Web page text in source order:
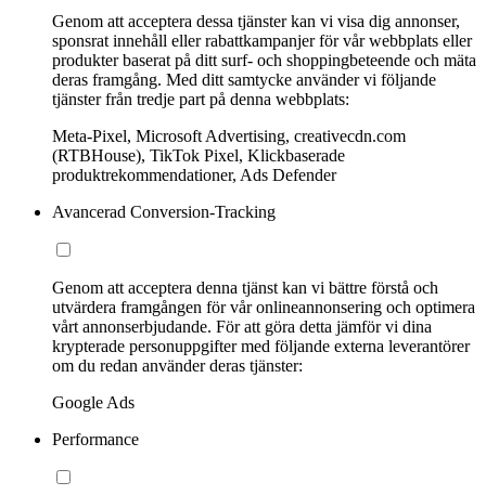
Genom att acceptera dessa tjänster kan vi visa dig annonser,
sponsrat innehåll eller rabattkampanjer för vår webbplats eller
produkter baserat på ditt surf- och shoppingbeteende och mäta
deras framgång. Med ditt samtycke använder vi följande
tjänster från tredje part på denna webbplats:
Meta-Pixel, Microsoft Advertising, creativecdn.com
(RTBHouse), TikTok Pixel, Klickbaserade
produktrekommendationer, Ads Defender
Avancerad Conversion-Tracking
Genom att acceptera denna tjänst kan vi bättre förstå och
utvärdera framgången för vår onlineannonsering och optimera
vårt annonserbjudande. För att göra detta jämför vi dina
krypterade personuppgifter med följande externa leverantörer
om du redan använder deras tjänster:
Google Ads
Performance